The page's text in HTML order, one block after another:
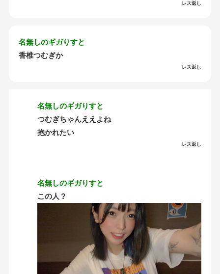
レス返し
名無しのギガりすと
香椎つむぎか
レス返し
名無しのギガりすと
つむぎちゃんええよね
抱かれたい
レス返し
名無しのギガりすと
この人？